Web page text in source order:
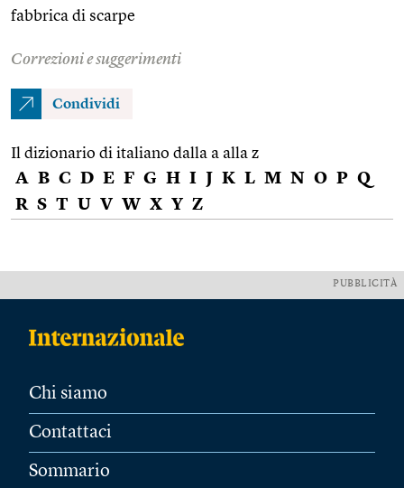
fabbrica di scarpe
Correzioni e suggerimenti
Condividi
Il dizionario di italiano dalla a alla z
A B C D E F G H I J K L M N O P Q
R S T U V W X Y Z
PUBBLICITÀ
Chi siamo
Contattaci
Sommario